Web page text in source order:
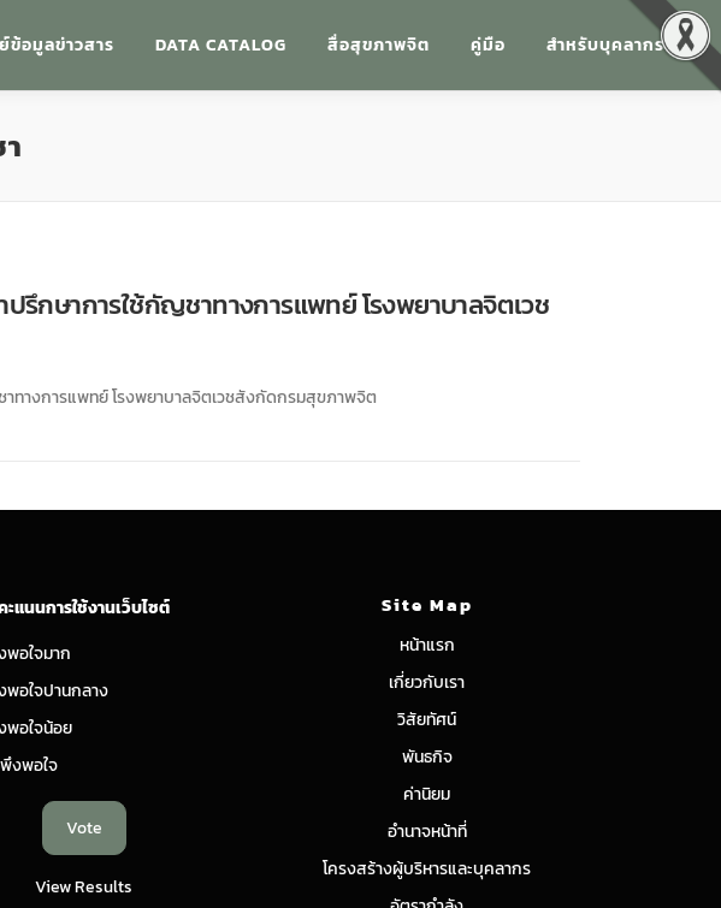
ข้อมูลข่าวสาร DATA CATALOG สื่อสุขภาพจิต คู่มือ สำหรับบุคลากร
รึกษาการใช้กัญชาทางการแพทย์ โรงพยาบาลจิตเวช
ทางการแพทย์ โรงพยาบาลจิตเวชสังกัดกรมสุขภาพจิต
ะแนนการใช้งานเว็บไซต์
อใจมาก
พอใจปานกลาง
พอใจน้อย
งพอใจ
View Results
Site Map
หน้าแรก
เกี่ยวกับเรา
วิสัยทัศน์
พันธกิจ
ค่านิยม
อำนาจหน้าที่
โครงสร้างผู้บริหารและบุคลากร